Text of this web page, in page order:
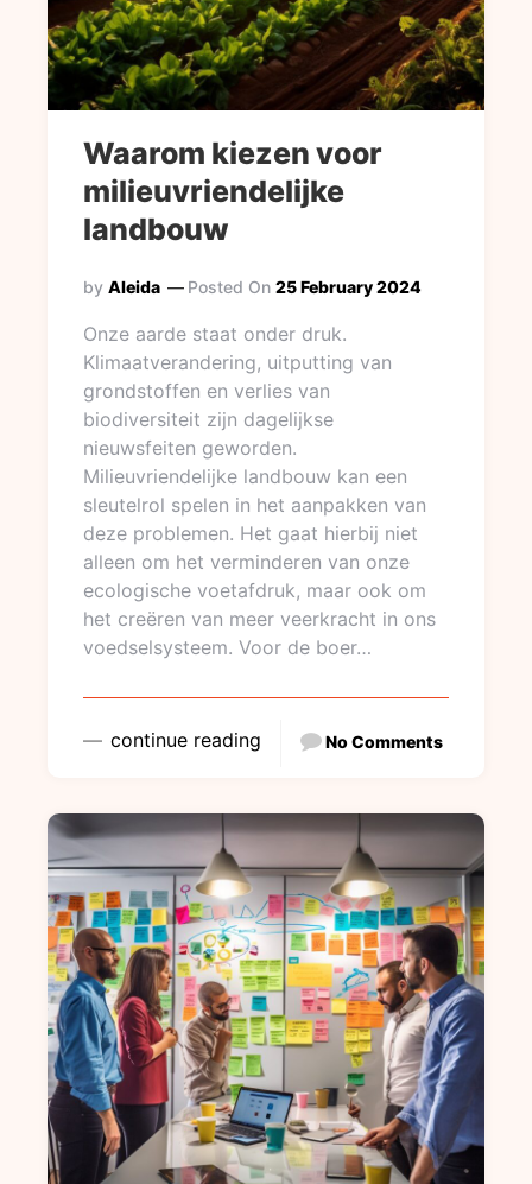
Waarom kiezen voor
milieuvriendelijke
landbouw
by Aleida Posted On 25 February 2024
Onze aarde staat onder druk.
Klimaatverandering, uitputting van
grondstoffen en verlies van
biodiversiteit zijn dagelijkse
nieuwsfeiten geworden.
Milieuvriendelijke landbouw kan een
sleutelrol spelen in het aanpakken van
deze problemen. Het gaat hierbij niet
alleen om het verminderen van onze
ecologische voetafdruk, maar ook om
het creëren van meer veerkracht in ons
voedselsysteem. Voor de boer…
continue reading No Comments